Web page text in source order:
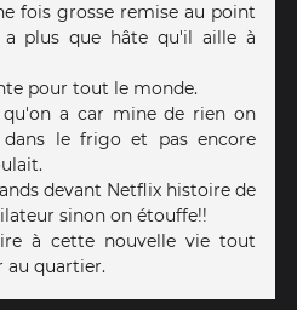
fois grosse remise au point
plus que hâte qu'il aille à
pour tout le monde.
a car mine de rien on
le frigo et pas encore
devant Netflix histoire de
sinon on étouffe!!
à cette nouvelle vie tout
au quartier.